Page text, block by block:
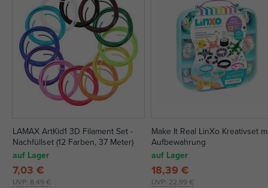
LAMAX ArtKid1 3D Filament Set -
Nachfüllset (12 Farben, 37 Meter)
auf Lager
UVP: 8,49 €
7,03 €
Make It Real LinXo Kreativset
Aufbewahrung
auf Lager
UVP: 22,99 €
18,39 €